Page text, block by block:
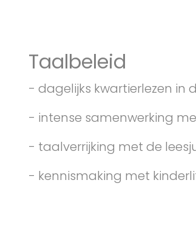
Taalbeleid
- dagelijks kwartierlezen in
- intense samenwerking
- taalverrijking met de
- kennismaking met